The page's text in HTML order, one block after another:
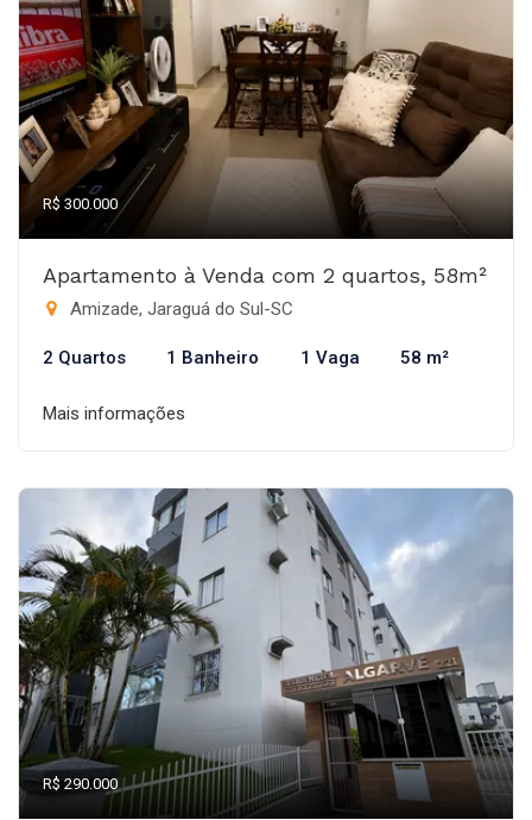
R$ 300.000
Apartamento à Venda com 2 quartos, 58m²
Amizade, Jaraguá do Sul-SC
2 Quartos 1 Banheiro 1 Vaga 58 m²
Mais informações
R$ 290.000